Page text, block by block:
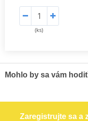
(ks)
Mohlo by sa vám
Zaregistrujte sa a